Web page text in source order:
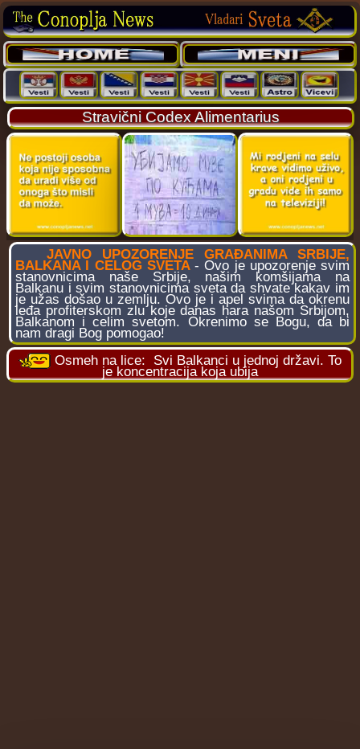
Stravični Codex Alimentarius
JAVNO UPOZORENJE GRAĐANIMA SRBIJE,
BALKANA I CELOG SVETA - Ovo je upozorenje svim
stanovnicima naše Srbije, našim komšijama na
Balkanu i svim stanovnicima sveta da shvate kakav im
je užas došao u zemlju. Ovo je i apel svima da okrenu
leđa profiterskom zlu koje danas hara našom Srbijom,
Balkanom i celim svetom. Okrenimo se Bogu, da bi
nam dragi Bog pomogao!
Osmeh na lice: Svi Balkanci u jednoj državi. To
je koncentracija koja ubija